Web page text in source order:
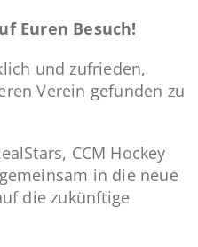
Euren Besuch!
und zufrieden,
Verein gefunden zu
CCM Hockey
in die neue
die zukünftige